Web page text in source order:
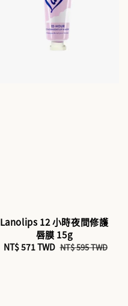
Lanolips 12 小時夜間修護
唇膜 15g
Sale
NT$ 571 TWD Regular
NT$ 595 TWD